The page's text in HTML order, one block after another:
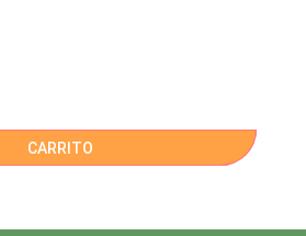
CARRITO